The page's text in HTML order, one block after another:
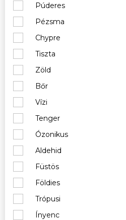
Púderes
Pézsma
Chypre
Tiszta
Zöld
Bőr
Vízi
Tenger
Ózonikus
Aldehid
Füstös
Földies
Trópusi
Ínyenc